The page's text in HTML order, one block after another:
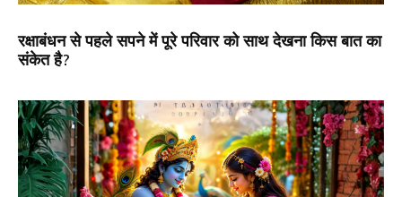
रक्षाबंधन से पहले सपने में पूरे परिवार को साथ देखना किस बात का
संकेत है?